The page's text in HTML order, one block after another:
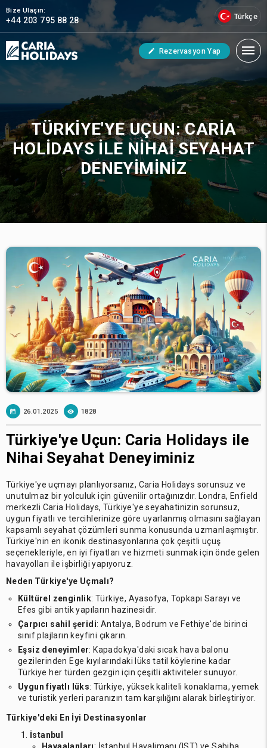
Bize Ulaşın:
+44 203 795 88 28 Türkçe
Rezervasyon Yap
TÜRKIYE'YE UÇUN: CARIA
HOLIDAYS ILE NIHAI SEYAHAT
DENEYIMINIZ
26.01.2025 1828
Türkiye'ye Uçun: Caria Holidays ile
Nihai Seyahat Deneyiminiz
Türkiye'ye uçmayı planlıyorsanız, Caria Holidays sorunsuz ve
unutulmaz bir yolculuk için güvenilir ortağınızdır. Londra, Enfield
merkezli Caria Holidays, Türkiye'ye seyahatinizin sorunsuz,
uygun fiyatlı ve tercihlerinize göre uyarlanmış olmasını sağlayan
kapsamlı seyahat çözümleri sunma konusunda uzmanlaşmıştır.
Türkiye'nin en ikonik destinasyonlarına çok çeşitli uçuş
seçenekleriyle, en iyi fiyatları ve hizmeti sunmak için önde gelen
havayolları ile işbirliği yapıyoruz.
Neden Türkiye'ye Uçmalı?
Kültürel zenginlik: Türkiye, Ayasofya, Topkapı Sarayı ve
Efes gibi antik yapıların hazinesidir.
Çarpıcı sahil şeridi: Antalya, Bodrum ve Fethiye'de birinci
sınıf plajların keyfini çıkarın.
Eşsiz deneyimler: Kapadokya'daki sıcak hava balonu
gezilerinden Ege kıyılarındaki lüks tatil köylerine kadar
Türkiye her türden gezgin için çeşitli aktiviteler sunuyor.
Uygun fiyatlı lüks: Türkiye, yüksek kaliteli konaklama, yemek
ve turistik yerleri paranızın tam karşılığını alarak birleştiriyor.
Türkiye'deki En İyi Destinasyonlar
İstanbul